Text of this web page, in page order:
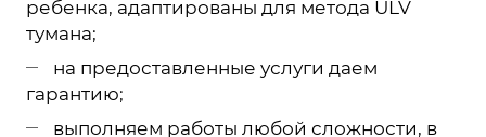
ребенка, адаптированы для метода ULV
тумана;
на предоставленные услуги даем
гарантию;
выполняем работы любой сложности, в